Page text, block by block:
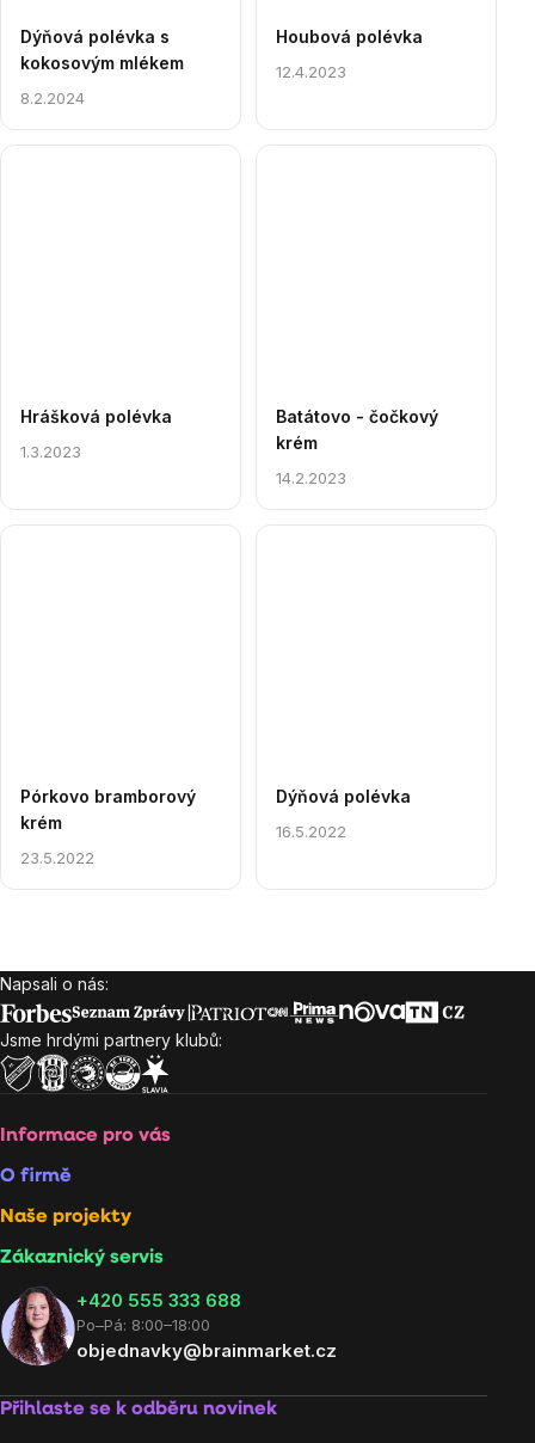
Dýňová polévka s
kokosovým mlékem
8.2.2024
Houbová polévka
12.4.2023
Hrášková polévka
1.3.2023
Batátovo - čočkový
krém
14.2.2023
Pórkovo bramborový
krém
23.5.2022
Dýňová polévka
16.5.2022
prvky
výpisu
Zápatí
Napsali o nás:
Jsme hrdými partnery klubů:
Informace pro vás
O firmě
Naše projekty
Zákaznický servis
‭+420 555 333 688
Po–Pá: 8:00–18:00
objednavky@brainmarket.cz
Přihlaste se k odběru novinek